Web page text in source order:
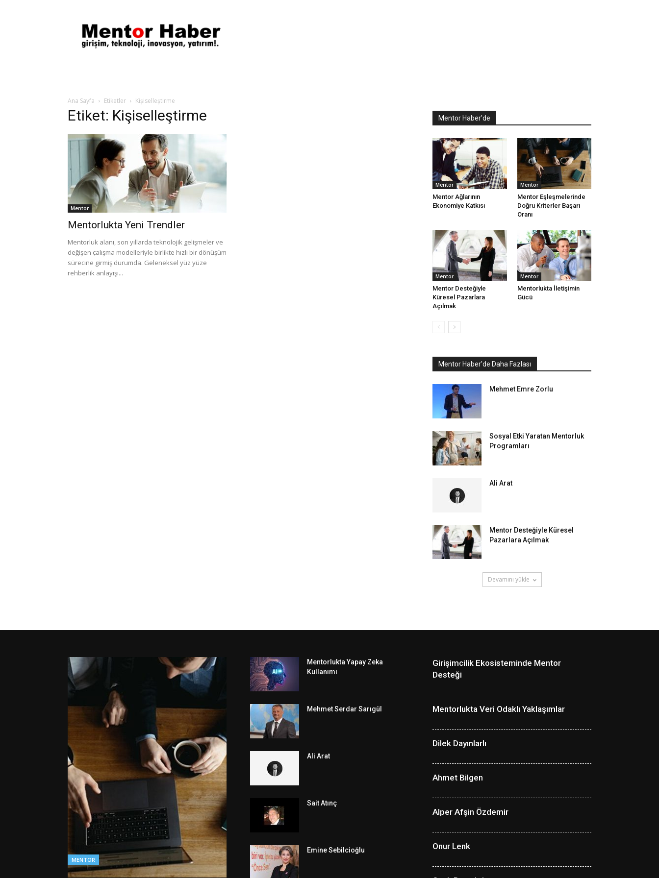
Haber
Ana Sayfa Etiketler Kişiselleştirme
Etiket: Kişiselleştirme
Mentor
Mentorlukta Yeni Trendler
Mentorluk alanı, son yıllarda teknolojik gelişmeler ve
değişen çalışma modelleriyle birlikte hızlı bir dönüşüm
sürecine girmiş durumda. Geleneksel yüz yüze
rehberlik anlayışı...
Mentor Haber'de
Mentor
Mentor Ağlarının
Ekonomiye Katkısı
Mentor
Mentor Eşleşmelerinde
Doğru Kriterler Başarı
Oranı
Mentor
Mentor Desteğiyle
Küresel Pazarlara
Açılmak
Mentor
Mentorlukta İletişimin
Gücü
Mentor Haber'de Daha Fazlası
Mehmet Emre Zorlu
Sosyal Etki Yaratan Mentorluk
Programları
Ali Arat
Mentor Desteğiyle Küresel
Pazarlara Açılmak
Devamını yükle
MENTOR
Mentorlukta Yapay Zeka
Kullanımı
Mehmet Serdar Sarıgül
Ali Arat
Sait Atınç
Emine Sebilcioğlu
Girişimcilik Ekosisteminde Mentor
Desteği
Mentorlukta Veri Odaklı Yaklaşımlar
Dilek Dayınlarlı
Ahmet Bilgen
Alper Afşin Özdemir
Onur Lenk